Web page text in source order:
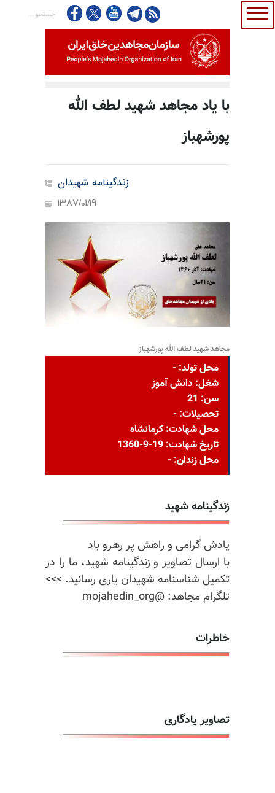
با یاد مجاهد شهید لطف الله
پورشهباز
زندگینامه شهیدان
1387/01/19
مجاهد شهید لطف الله پورشهباز
محل تولد: -
شغل: دانش آموز
سن: 21
تحصیلات: -
محل شهادت: کرمانشاه
تاریخ شهادت: 19-9-1360
محل زندان: -
زندگینامه شهید
یادش گرامی و راهش پر رهرو باد
با ارسال تصاویر و زندگینامه شهید، ما را در
تکمیل شناسنامه شهیدان یاری رسانید. >>>
تلگرام مجاهد: @mojahedin_org
خاطرات
تصاویر یادگاری